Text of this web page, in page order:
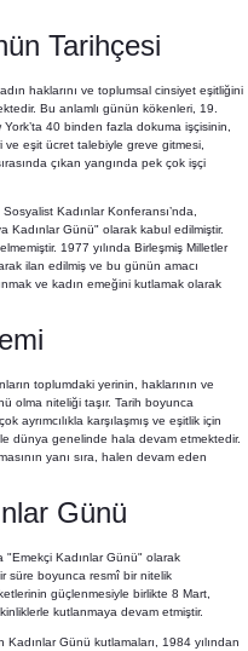
Tarihçesi
haklarını ve toplumsal cinsiyet eşitliğini
Bu anlamlı günün kökenleri, 19.
York’ta 40 binden fazla dokuma işçisinin,
ve eşit ücret talebiyle greve gitmesi,
çıkan yangında pek çok işçi
Kadınlar Konferansı’nda,
Kadınlar Günü" olarak kabul edilmiştir.
1977 yılında Birleşmiş Milletler
ilan edilmiş ve bu günün amacı
ve kadın emeğini kutlamak olarak
toplumdaki yerinin, haklarının ve
olma niteliği taşır. Tarih boyunca
ayrımcılıkla karşılaşmış ve eşitlik için
dünya genelinde hala devam etmektedir.
yanı sıra, halen devam eden
Günü
"Emekçi Kadınlar Günü" olarak
süre boyunca resmî bir nitelik
güçlenmesiyle birlikte 8 Mart,
kutlanmaya devam etmiştir.
Günü kutlamaları, 1984 yılından